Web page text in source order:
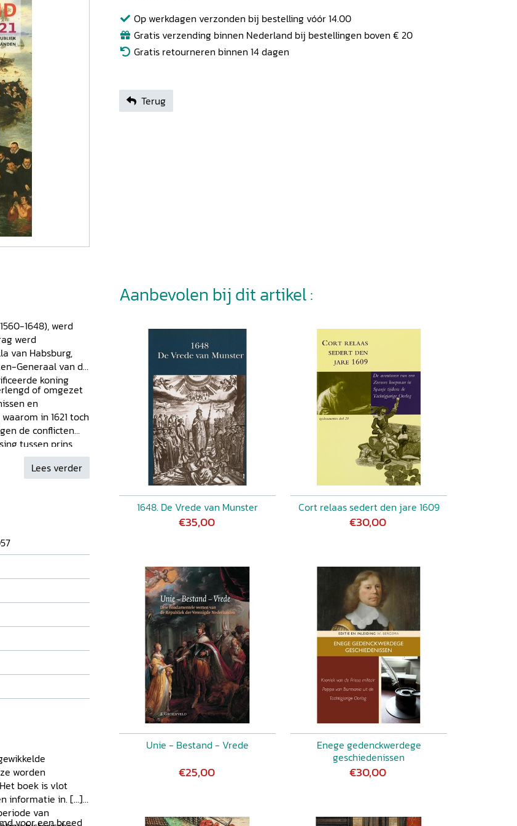
Op werkdagen verzonden bij bestelling vóór 14.00
Gratis verzending binnen Nederland bij bestellingen boven € 20
Gratis retourneren binnen 14 dagen
Terug
1648), werd
werd
van Habsburg,
Generaal van de
koning
of omgezet
en
in 1621 toch
de conflicten
tussen prins
verder
op de grote
Lees verder
worden
boek is vlot
informatie in. [...]
van
voor een breed
Aanbevolen bij dit artikel :
1648. De Vrede van Munster
€35,00
Cort relaas sedert den jare 1609
€30,00
Unie - Bestand - Vrede
€25,00
Enege gedenckwerdege
geschiedenissen
€30,00